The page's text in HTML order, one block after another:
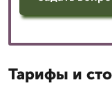
Тарифы и